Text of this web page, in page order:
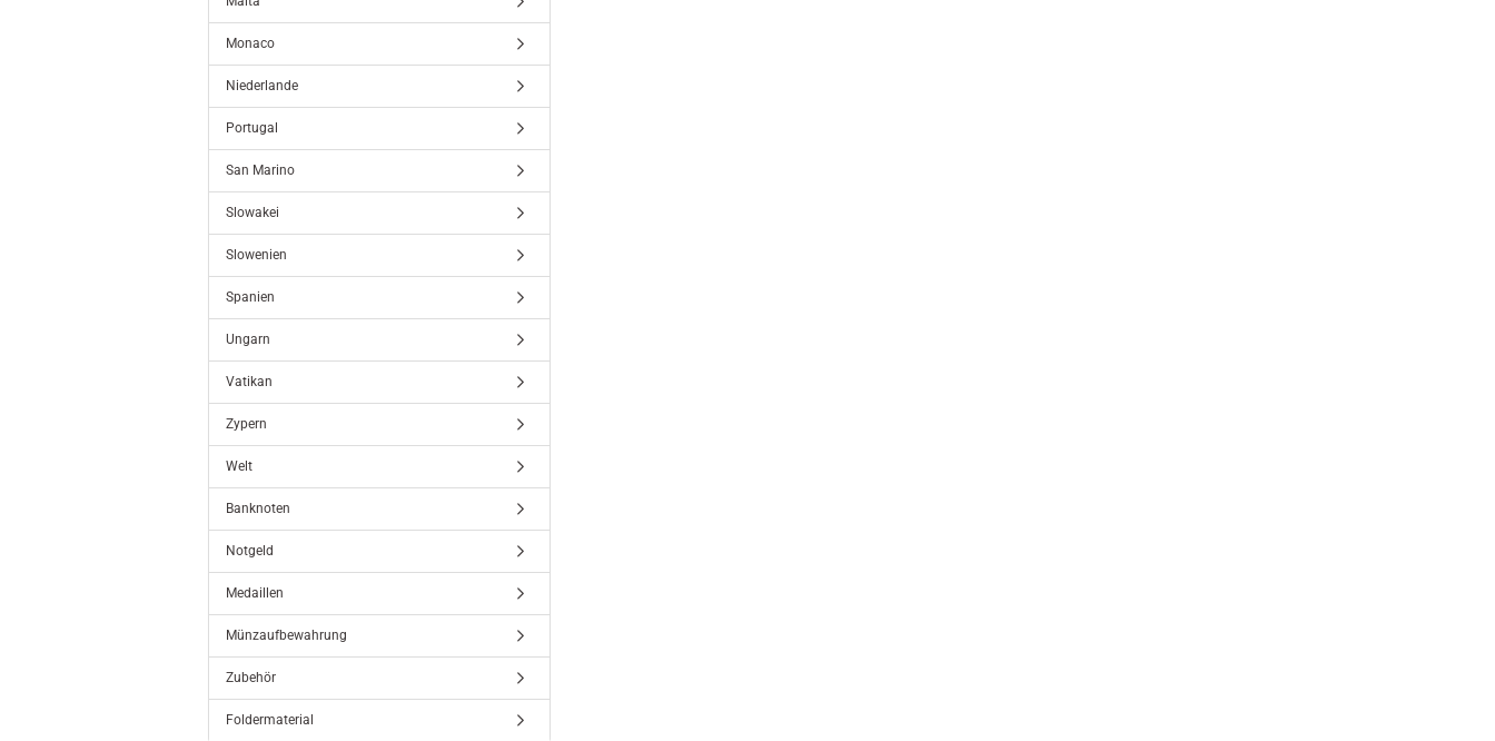
Monaco
Niederlande
Portugal
San Marino
Slowakei
Slowenien
Spanien
Ungarn
Vatikan
Zypern
Welt
Banknoten
Notgeld
Medaillen
Münzaufbewahrung
Zubehör
Foldermaterial